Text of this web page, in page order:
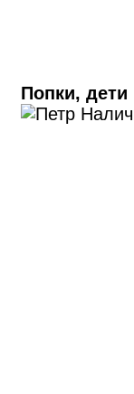
Попки,